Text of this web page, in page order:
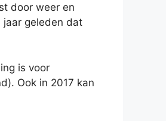
door weer en
jaar geleden dat
is voor
Ook in 2017 kan